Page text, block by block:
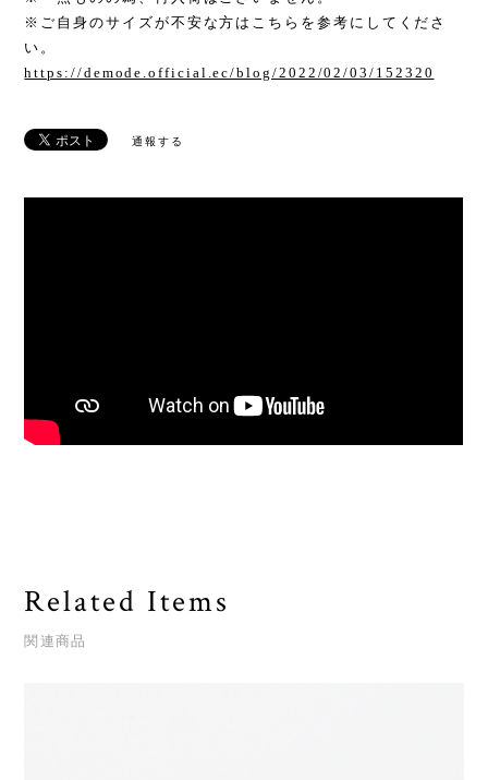
※ご自身のサイズが不安な方はこちらを参考にしてくださ
い。
https://demode.official.ec/blog/2022/02/03/152320
通報する
Related Items
関連商品